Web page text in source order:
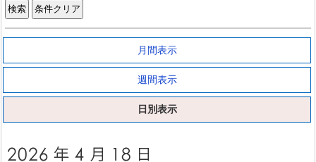
月間表示
週間表示
日別表示